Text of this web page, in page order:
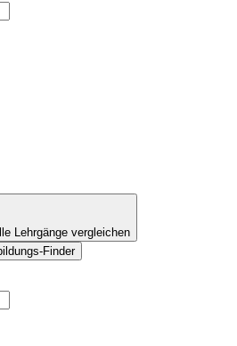
Lehrgänge vergleichen
Finder